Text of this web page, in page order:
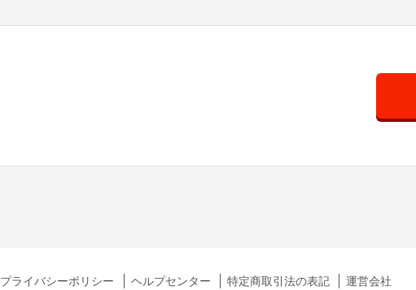
プライバシーポリシー ヘルプセンター 特定商取引法の表記 運営会社